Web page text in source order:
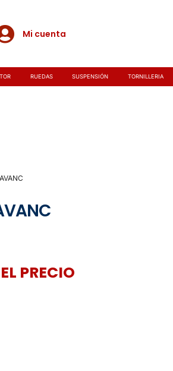
Mi cuenta
RUEDAS SUSPENSIÓN TORNILLERIA
PRECIO